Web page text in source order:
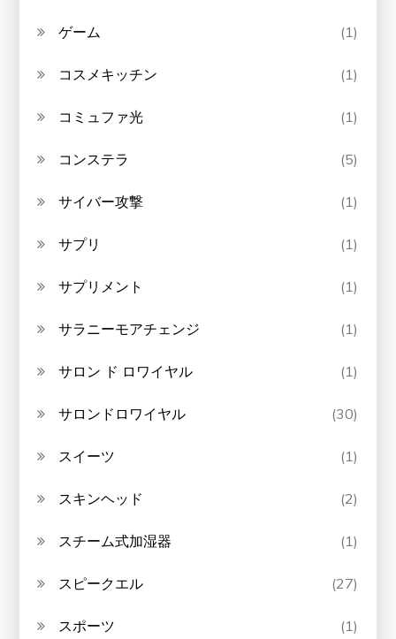
ゲーム (1)
コスメキッチン (1)
コミュファ光 (1)
コンステラ (5)
サイバー攻撃 (1)
サプリ (1)
サプリメント (1)
サラニーモアチェンジ (1)
サロン ド ロワイヤル (1)
サロンドロワイヤル (30)
スイーツ (1)
スキンヘッド (2)
スチーム式加湿器 (1)
スピークエル (27)
スポーツ (1)